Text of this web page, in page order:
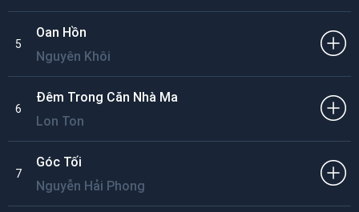
5
Oan Hồn
Nguyên Khôi
6
Đêm Trong Căn Nhà Ma
Lon Ton
7
Góc Tối
Nguyễn Hải Phong